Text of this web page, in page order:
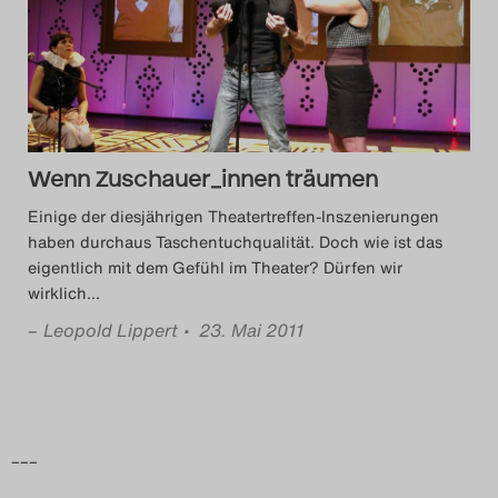
Das Theatertreffen-Blog
2014
Das Theatertreffen-Blog
2015
Das Theatertreffen-Blog
2016
Das Theatertreffen-Blog
Wenn Zuschauer_innen träumen
Einige der diesjährigen Theatertreffen-Inszenierungen
haben durchaus Taschentuchqualität. Doch wie ist das
eigentlich mit dem Gefühl im Theater? Dürfen wir
wirklich…
– Leopold Lippert • 23. Mai 2011
–––